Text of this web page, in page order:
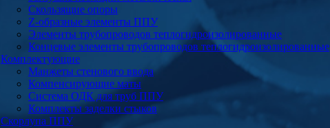
Скользящие опоры
Z-образные элементы ППУ
Элементы трубопроводов теплогидроизолированные
Концевые элементы трубопроводов теплогидроизолированные
Комплектующие
Манжеты стенового ввода
Компенсирующие маты
Система ОДК для труб ППУ
Комплекты заделки стыков
Скорлупа ППУ